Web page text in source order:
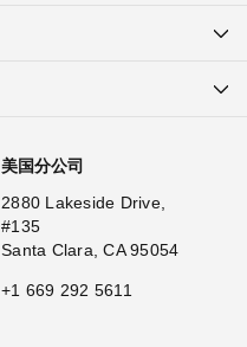
美国分公司
2880 Lakeside Drive,
#135
Santa Clara, CA 95054
+1 669 292 5611